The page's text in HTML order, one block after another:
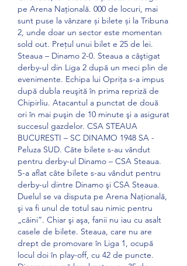
pe Arena Națională. 000 de locuri, mai
sunt puse la vânzare și bilete și la Tribuna
2, unde doar un sector este momentan
sold out. Prețul unui bilet e 25 de lei.
Steaua – Dinamo 2-0. Steaua a câştigat
derby-ul din Liga 2 după un meci plin de
evenimente. Echipa lui Opriţa s-a impus
după dubla reuşită în prima repriză de
Chipirliu. Atacantul a punctat de două
ori în mai puşin de 10 minute şi a asigurat
succesul gazdelor. CSA STEAUA
BUCURESTI – SC DINAMO 1948 SA -
Peluza SUD. Câte bilete s-au vândut
pentru derby-ul Dinamo – CSA Steaua.
S-a aflat câte bilete s-au vândut pentru
derby-ul dintre Dinamo şi CSA Steaua.
Duelul se va disputa pe Arena Naţională,
şi va fi unul de totul sau nimic pentru
„câini”. Chiar şi aşa, fanii nu iau cu asalt
casele de bilete. Steaua, care nu are
drept de promovare în Liga 1, ocupă
locul doi în play-off, cu 42 de puncte.